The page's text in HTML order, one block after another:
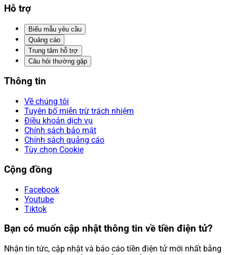
Hỗ trợ
Biểu mẫu yêu cầu
Quảng cáo
Trung tâm hỗ trợ
Câu hỏi thường gặp
Thông tin
Về chúng tôi
Tuyên bố miễn trừ trách nhiệm
Điều khoản dịch vụ
Chính sách bảo mật
Chính sách quảng cáo
Tùy chọn Cookie
Cộng đồng
Facebook
Youtube
Tiktok
Bạn có muốn cập nhật thông tin về tiền điện tử?
Nhận tin tức, cập nhật và báo cáo tiền điện tử mới nhất bằng